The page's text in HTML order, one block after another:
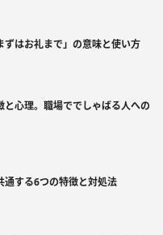
はお礼まで」の意味と使い方
と心理。職場ででしゃばる人への
通する6つの特徴と対処法